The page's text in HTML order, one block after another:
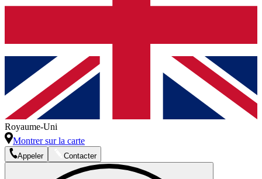
Royaume-Uni
Montrer sur la carte
Appeler Contacter